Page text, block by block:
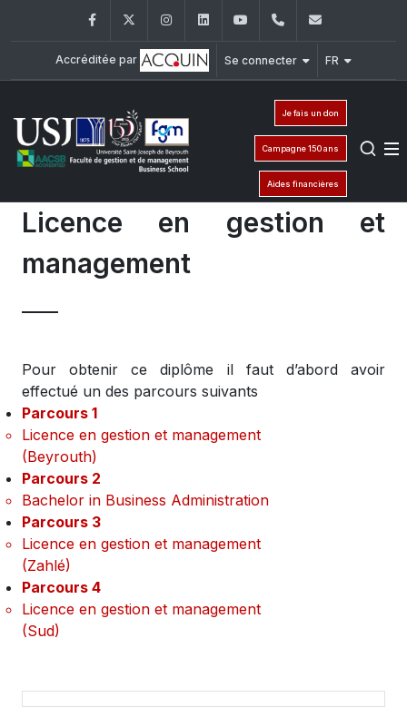
FacebookTwitter InstagramLinkedInYouTube+961 (1) 421 435
Accréditée par Se connecter FR
Je fais un don
Campagne 150 ans
Aides financières
Licence en gestion et
management
Pour obtenir ce diplôme il faut d’abord avoir
effectué un des parcours suivants
Parcours 1
Licence en gestion et management
(Beyrouth)
Parcours 2
Bachelor in Business Administration
Parcours 3
Licence en gestion et management
(Zahlé)
Parcours 4
Licence en gestion et management
(Sud)